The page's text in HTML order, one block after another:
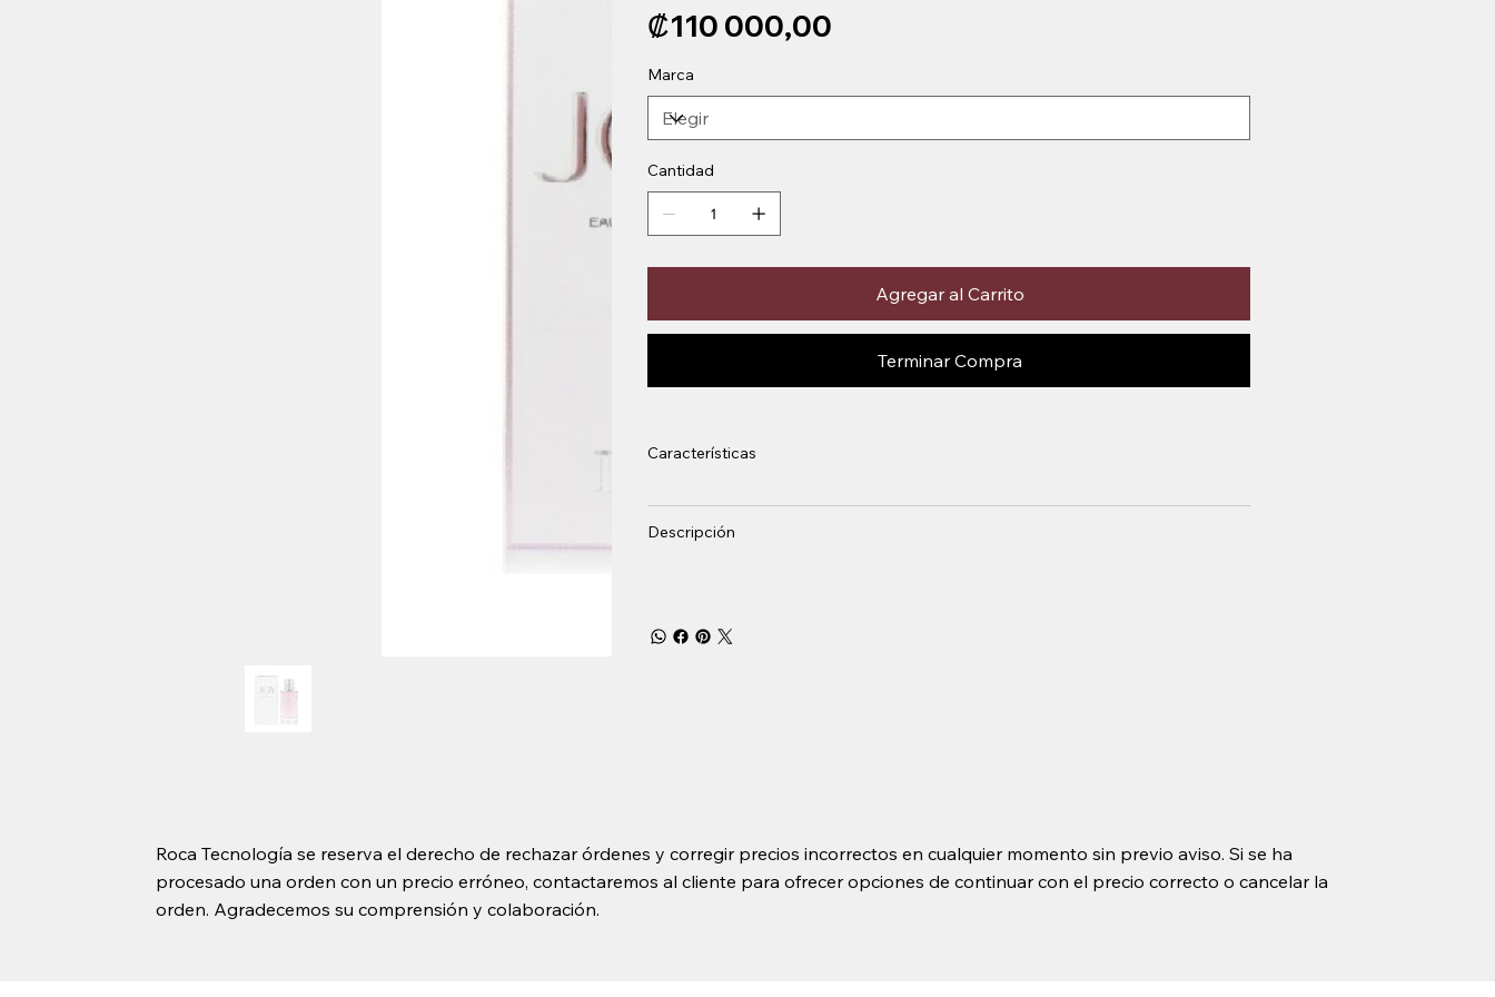
₡110 000,00
Marca
Cantidad
Agregar al Carrito
Terminar Compra
Características
Descripción
Roca Tecnología se reserva el derecho de rechazar órdenes y corregir precios incorrectos en cualquier momento sin previo aviso. Si se ha
procesado una orden con un precio erróneo, contactaremos al cliente para ofrecer opciones de continuar con el precio correcto o cancelar la
orden. Agradecemos su comprensión y colaboración.